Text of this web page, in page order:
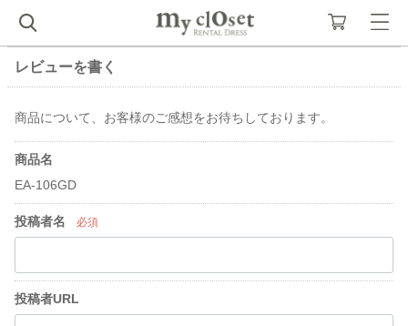
レビューを書く
商品について、お客様のご感想をお待ちしております。
商品名
EA-106GD
投稿者名 必須
投稿者URL